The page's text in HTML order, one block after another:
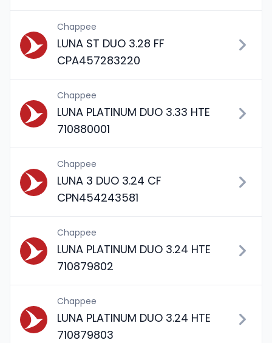
Chappee
LUNA ST DUO 3.28 FF
CPA457283220
Chappee
LUNA PLATINUM DUO 3.33 HTE
710880001
Chappee
LUNA 3 DUO 3.24 CF
CPN454243581
Chappee
LUNA PLATINUM DUO 3.24 HTE
710879802
Chappee
LUNA PLATINUM DUO 3.24 HTE
710879803